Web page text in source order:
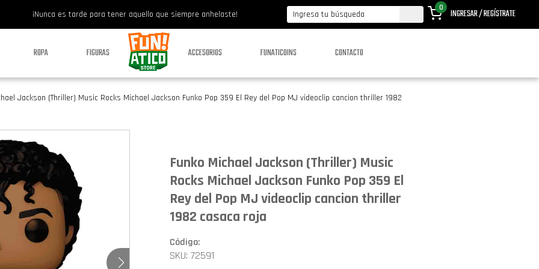
¡Nunca es tarde para tener aquello que siempre anhelaste!
0 INGRESAR / REGÍSTRATE
ROPA FIGURAS ACCESORIOS FUNATICOINS CONTACTO
Jackson (Thriller) Music Rocks Michael Jackson Funko Pop 359 El Rey del Pop MJ videoclip cancion thriller 1982
Funko Michael Jackson (Thriller) Music
Rocks Michael Jackson Funko Pop 359 El
Rey del Pop MJ videoclip cancion thriller
1982 casaca roja
Código:
SKU: 72591